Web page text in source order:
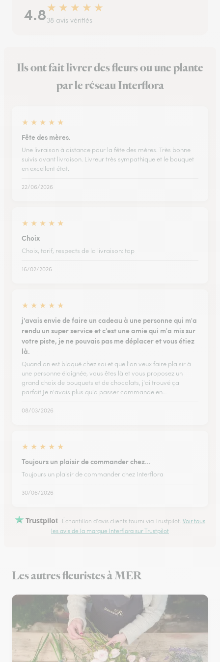
4.8★ ★ ★ ★ ★
38 avis vérifiés
Ils ont fait livrer des fleurs ou une plante
par le réseau Interflora
★ ★ ★ ★ ★
Fête des mères.
Une livraison à distance pour la fête des mères. Très bonne
suivis avant livraison. Livreur très sympathique et le bouquet
en excellent état.
22/06/2026
★ ★ ★ ★ ★
Choix
Choix, tarif, respects de la livraison: top
16/02/2026
★ ★ ★ ★ ★
j'avais envie de faire un cadeau à une personne qui m'a
rendu un super service et c'est une amie qui m'a mis sur
votre piste, je ne pouvais pas me déplacer et vous étiez
là.
Quand on est bloqué chez soi et que l'on veux faire plaisir à
une personne éloignée, vous êtes là et vous proposez un
grand choix de bouquets et de chocolats, j'ai trouvé ça
parfait.Je n'avais plus qu'a passer commande en…
08/03/2026
★ ★ ★ ★ ★
Toujours un plaisir de commander chez…
Toujours un plaisir de commander chez Interflora
30/06/2026
Trustpilot Échantillon d'avis clients fourni via Trustpilot. Voir tous
les avis de la marque Interflora sur Trustpilot
Les autres fleuristes à MER